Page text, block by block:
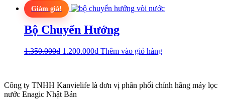
Giảm giá!
Bộ Chuyển Hướng
1.350.000₫ Giá
1.200.000₫Giá
1.200.000₫.
Thêm vào giỏ hàng
Công ty TNHH Kanvielife là đơn vị phân phối chính hãng máy lọc
nước Enagic Nhật Bản